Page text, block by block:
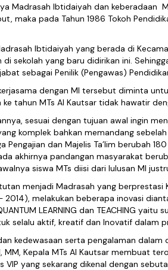
Madrasah Ibtidaiyah dan keberadaan
maka pada Tahun 1986 Tokoh
Ibtidaiyah yang berada di
sekolah yang baru didirikan ini.
sebagai Penilik (Pengawas)
dengan MI tersebut diminta
tahun MTs Al Kautsar tidak hawatir
sesuai dengan tujuan awal ingin
komplek bahkan memandang
Pengajian dan Majelis Ta’lim berubah
akhirnya pandangan masyarakat
siswa MTs diisi dari lulusan MI
menjadi Madrasah yang berprestasi
2014), melakukan beberapa inovasi
LEARNING dan TEACHING
selalu aktif, kreatif dan Inovatif dalam
kedewasaan serta pengalaman dalam
MM, Kepala MTs Al Kautsar membuat
yang sekarang dikenal dengan